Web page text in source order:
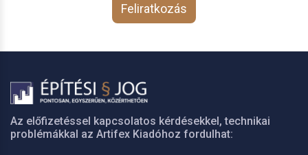
Feliratkozás
Az előfizetéssel kapcsolatos kérdésekkel, technikai
problémákkal az Artifex Kiadóhoz fordulhat: